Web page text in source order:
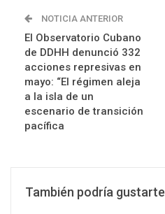
NOTICIA ANTERIOR
El Observatorio Cubano
de DDHH denunció 332
acciones represivas en
mayo: “El régimen aleja
a la isla de un
escenario de transición
pacífica
También podría gustarte